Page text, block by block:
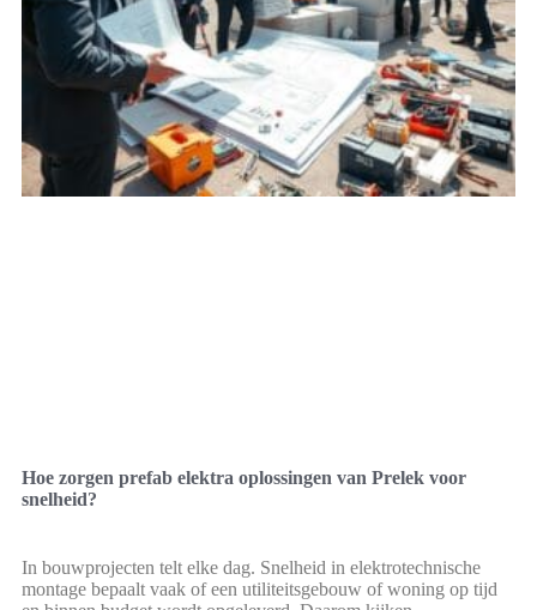
Hoe zorgen prefab elektra oplossingen van Prelek voor
snelheid?
In bouwprojecten telt elke dag. Snelheid in elektrotechnische
montage bepaalt vaak of een utiliteitsgebouw of woning op tijd